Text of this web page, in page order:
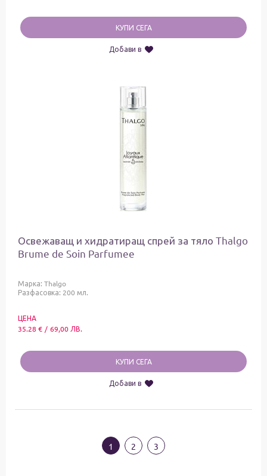
КУПИ СЕГА
Добави в
Освежаващ и хидратиращ спрей за тяло Thalgo
Brume de Soin Parfumee
Марка: Thalgo
Разфасовка: 200 мл.
ЦЕНА
35.28 € / 69,00 ЛВ.
КУПИ СЕГА
Добави в
1 2 3